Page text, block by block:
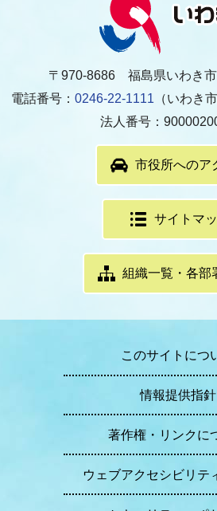
〒970-8686 福島県いわき
電話番号： 0246-22-1111 （いわき
法人番号：
市役所へのア
サイトマ
組織一覧・各部
このサイトにつ
情報提供指針
著作権・リンクに
ウェブアクセシビリテ